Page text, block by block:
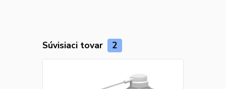
Súvisiaci tovar 2